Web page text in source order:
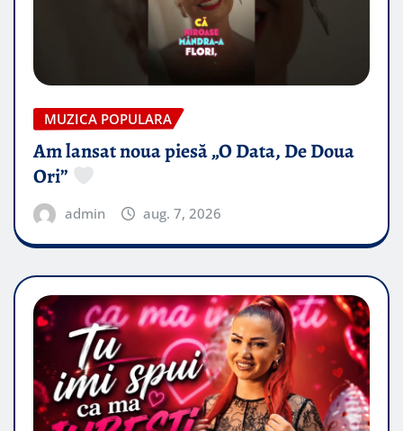
MUZICA POPULARA
Am lansat noua piesă „O Data, De Doua
Ori”
admin aug. 7, 2026